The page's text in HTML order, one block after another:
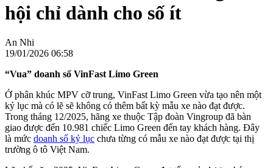
hội chỉ dành cho số ít
An Nhi
19/01/2026 06:58
“Vua” doanh số VinFast Limo Green
Ở phân khúc MPV cỡ trung, VinFast Limo Green vừa tạo nên một
kỷ lục mà có lẽ sẽ không có thêm bất kỳ mẫu xe nào đạt được.
Trong tháng 12/2025, hãng xe thuộc Tập đoàn Vingroup đã bàn
giao được đến 10.981 chiếc Limo Green đến tay khách hàng. Đây
là mức doanh số kỷ lục chưa từng có mẫu xe nào đạt được tại thị
trường ô tô Việt Nam.